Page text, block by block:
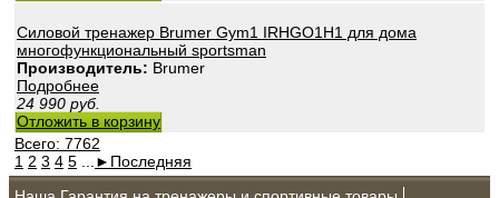
Силовой тренажер Brumer Gym1 IRHGO1H1 для дома
многофункциональный sportsman
Производитель: Brumer
Подробнее
24 990 руб.
Отложить в корзину
Всего: 7762
1 2 3 4 5 ► Последняя